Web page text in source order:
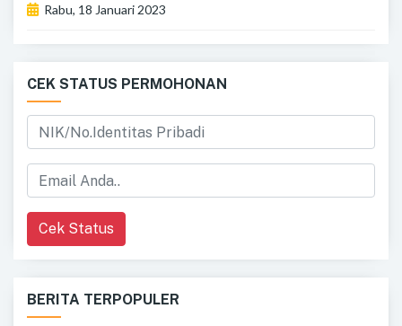
Rabu, 18 Januari 2023
CEK STATUS PERMOHONAN
Cek Status
BERITA TERPOPULER